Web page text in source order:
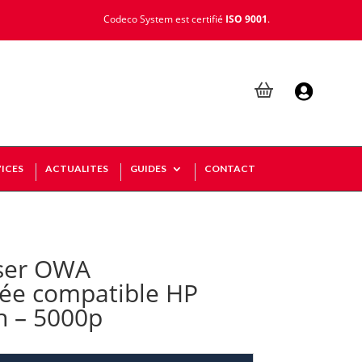
Codeco System est certifié ISO 9001.

ACTUALITES GUIDES CONTACT
OWA
compatible HP
– 5000p